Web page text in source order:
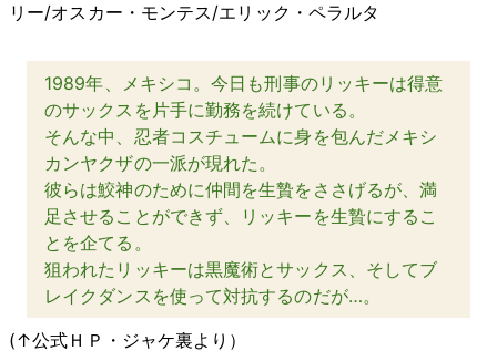
リー/オスカー・モンテス/エリック・ペラルタ
1989年、メキシコ。今日も刑事のリッキーは得意
のサックスを片手に勤務を続けている。
そんな中、忍者コスチュームに身を包んだメキシ
カンヤクザの一派が現れた。
彼らは鮫神のために仲間を生贄をささげるが、満
足させることができず、リッキーを生贄にするこ
とを企てる。
狙われたリッキーは黒魔術とサックス、そしてブ
レイクダンスを使って対抗するのだが…。
(↑公式ＨＰ・ジャケ裏より）